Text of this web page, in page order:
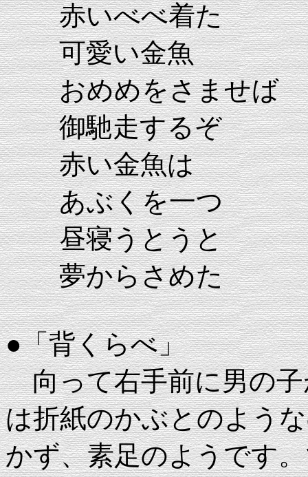
赤いべべ着た
可愛い金魚
おめめをさませば
御馳走するぞ
赤い金魚は
あぶくを一つ
昼寝うとうと
夢からさめた
●「背くらべ」
向って右手前に男の子
は折紙のかぶとのよう
かず、素足のようです